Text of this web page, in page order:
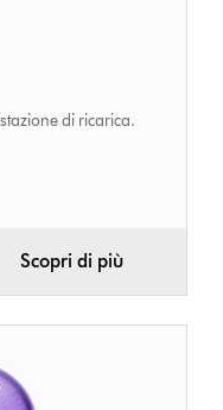
di ricarica.
Scopri di più